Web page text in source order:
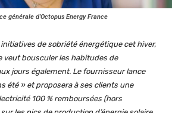
générale d’Octopus Energy France
de sobriété énergétique cet hiver,
veut bousculer les habitudes de
jours également. Le fournisseur lance
été » et proposera à ses clients une
100 % remboursées (hors